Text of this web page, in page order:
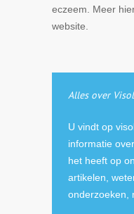
eczeem. Meer
website.
Alles over
U vindt op
informatie
het heeft op
artikelen,
onderzoeken,